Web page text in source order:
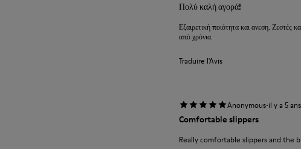
Πολύ καλή αγορά!
Εξαιρετική ποιότητα και ανεση. Ζεστές
από χρόνια.
Traduire l'Avis
Anonymous·il y a 5 ans
Comfortable slippers
Really comfortable slippers and the